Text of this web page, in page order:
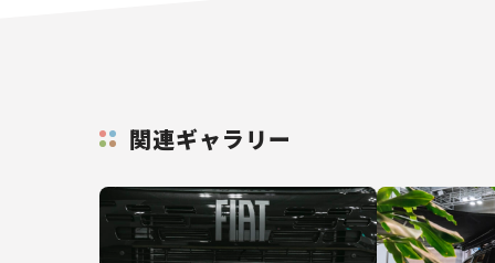
関連ギャラリー